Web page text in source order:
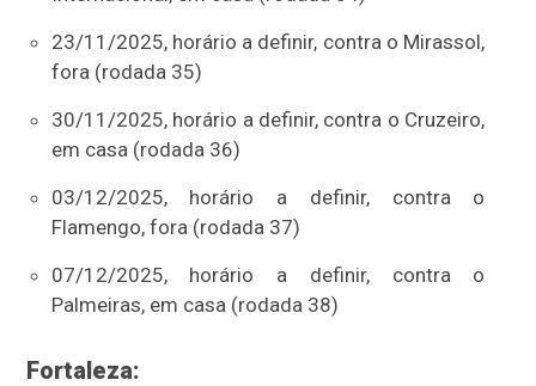
23/11/2025, horário a definir, contra o Mirassol,
fora (rodada 35)
30/11/2025, horário a definir, contra o Cruzeiro,
em casa (rodada 36)
03/12/2025, horário a definir, contra o
Flamengo, fora (rodada 37)
07/12/2025, horário a definir, contra o
Palmeiras, em casa (rodada 38)
Fortaleza: